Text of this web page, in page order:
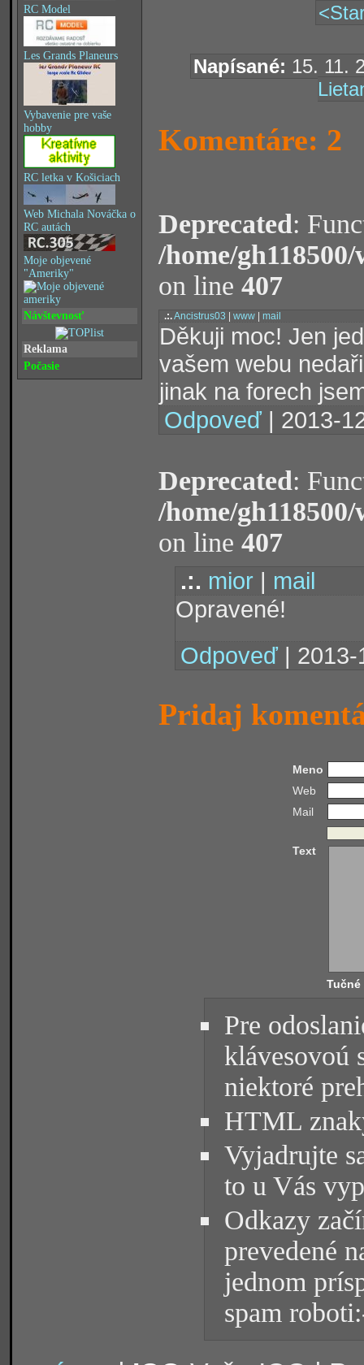
RC Model
Les Grands Planeurs
Vybavenie pre vaše
hobby
RC letka v Košiciach
Web Michala Nováčka o
RC autách
Moje objevené
"Ameriky"
Návštevnosť
Reklama
Počasie
Napísané: 15. 11.
Komentáre: 2
Deprecated:
/home/
on line 407
.:.Ancistrus03 www mail
Děkuji moc! Jen
vašem webu
jinak na forech
Odpoveď | 2013-
Deprecated:
/home/
on line 407
.:. mior | mail
Opravené!
Odpoveď |
Pridaj
Meno
Web
Mail
Text
Tučné
Pre
klávesovoú
niektoré
HTML
Vyjadrujte
to u Vás
Odkazy
prevedené
jednom
spam